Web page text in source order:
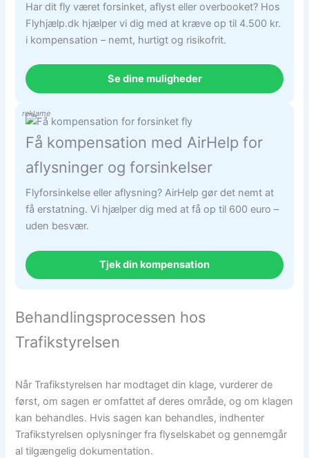
Har dit fly været forsinket, aflyst eller overbooket? Hos
Flyhjælp.dk hjælper vi dig med at kræve op til 4.500 kr.
i kompensation – nemt, hurtigt og risikofrit.
Se dine muligheder
reklame
Få kompensation med AirHelp for
aflysninger og forsinkelser
Flyforsinkelse eller aflysning? AirHelp gør det nemt at
få erstatning. Vi hjælper dig med at få op til 600 euro –
uden besvær.
Tjek din kompensation
Behandlingsprocessen hos
Trafikstyrelsen
Når Trafikstyrelsen har modtaget din klage, vurderer de
først, om sagen er omfattet af deres område, og om klagen
kan behandles. Hvis sagen kan behandles, indhenter
Trafikstyrelsen oplysninger fra flyselskabet og gennemgår
al tilgængelig dokumentation.